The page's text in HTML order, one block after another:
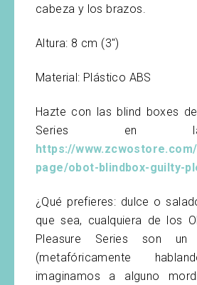
cabeza y los brazos.
Altura: 8 cm (3″)
Material: Plástico ABS
Hazte con las blind boxes
Series en
https://
page/obot-blindbox-guilty-
¿Qué prefieres: dulce o
que sea, cualquiera de los
Pleasure Series son un
(metafóricamente
imaginamos a alguno